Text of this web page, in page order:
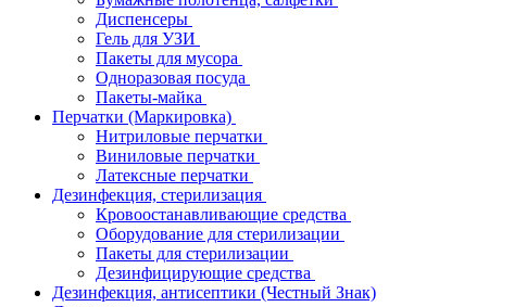
Диспенсеры
Гель для УЗИ
Пакеты для мусора
Одноразовая посуда
Пакеты-майка
Перчатки (Маркировка)
Нитриловые перчатки
Виниловые перчатки
Латексные перчатки
Дезинфекция, стерилизация
Кровоостанавливающие средства
Оборудование для стерилизации
Пакеты для стерилизации
Дезинфицирующие средства
Дезинфекция, антисептики (Честный Знак)